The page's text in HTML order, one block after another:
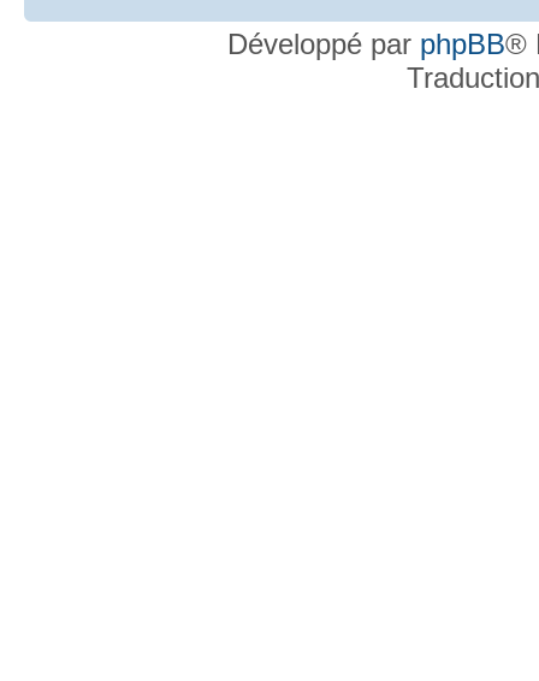
Développé par phpBB®